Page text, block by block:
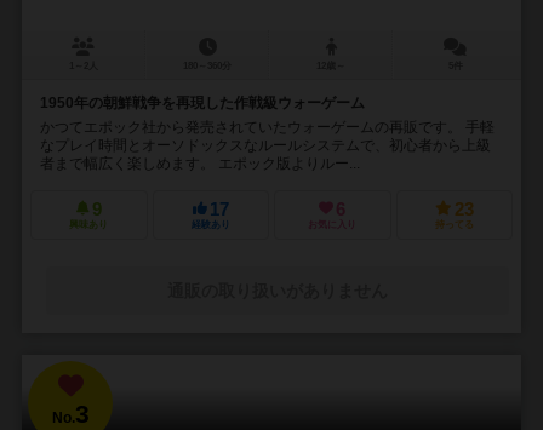
1950年の朝鮮戦争を再現した作戦級ウォーゲーム
かつてエポック社から発売されていたウォーゲームの再販です。 手軽
なプレイ時間とオーソドックスなルールシステムで、初心者から上級
者まで幅広く楽しめます。 エポック版よりルー...
9
興味あり
17
経験あり
6
お気に入り
23
持ってる
No.3